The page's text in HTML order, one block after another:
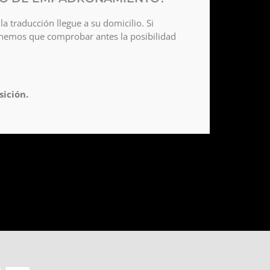
traducción llegue a su domicilio. Si
que comprobar antes la posibilidad